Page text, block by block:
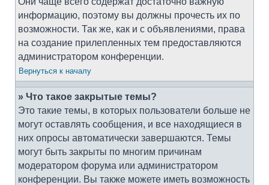
информацию, поэтому вы должны прочесть их по
возможности. Так же, как и с объявлениями, права
на создание прилепленных тем предоставляются
администратором конференции.
Вернуться к началу
» Что такое закрытые темы?
Это такие темы, в которых пользователи больше не
могут оставлять сообщения, и все находящиеся в
них опросы автоматически завершаются. Темы
могут быть закрыты по многим причинам
модератором форума или администратором
конференции. Вы также можете иметь возможность